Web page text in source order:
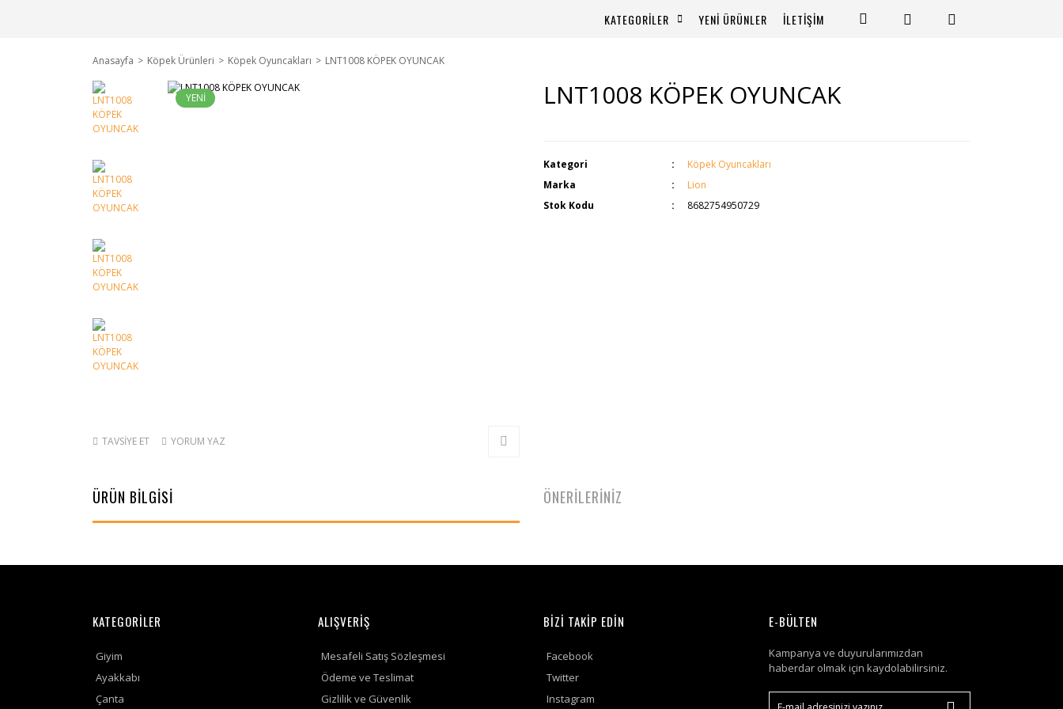
KATEGORİLER YENİ ÜRÜNLER İLETİŞİM
Anasayfa Köpek Ürünleri Köpek Oyuncakları LNT1008 KÖPEK OYUNCAK
YENİ
TAVSİYE ET YORUM YAZ
LNT1008 KÖPEK OYUNCAK
Kategori
Köpek Oyuncakları
Marka
Lion
Stok Kodu
8682754950729
ÜRÜN BİLGİSİ ÖNERİLERİNİZ
KATEGORİLER
Giyim
Ayakkabı
Çanta
ALIŞVERİŞ
Mesafeli Satış Sözleşmesi
Ödeme ve Teslimat
Gizlilik ve Güvenlik
BİZİ TAKİP EDİN
Facebook
Twitter
Instagram
E-BÜLTEN
Kampanya ve duyurularımızdan
haberdar olmak için kaydolabilirsiniz.